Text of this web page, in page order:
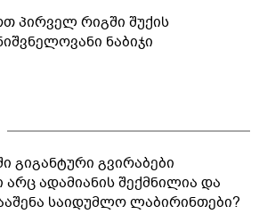
პირველ რიგში შუქის
ნაბიჯი
გიგანტური გვირაბები
არც ადამიანის შექმნილია და
საიდუმლო ლაბირინთები?